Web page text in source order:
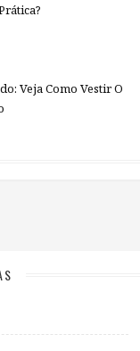
Veja Como Vestir O